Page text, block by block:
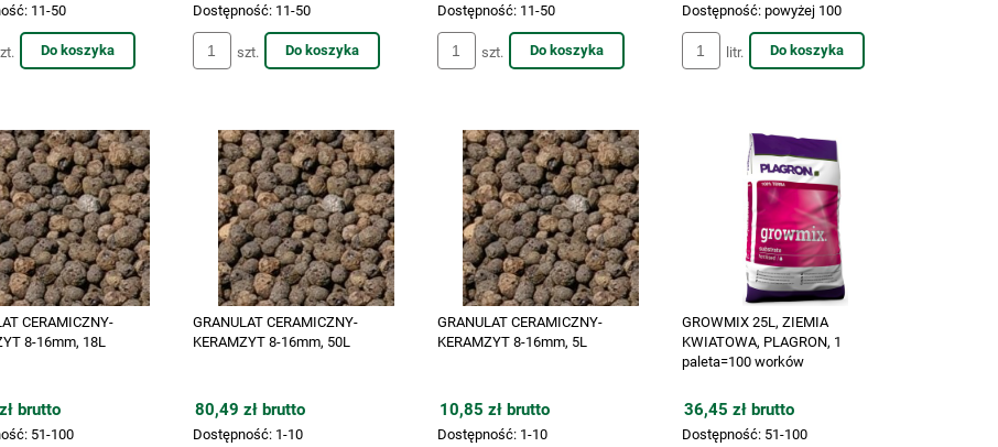
11-50
Do koszyka
Dostępność: 11-50
szt. Do koszyka
Dostępność: 11-50
szt. Do koszyka
Dostępność: powyżej 100
litr. Do koszyka
CERAMICZNY-
8-16mm, 18L
brutto
51-100
GRANULAT CERAMICZNY-
KERAMZYT 8-16mm, 50L
80,49 zł brutto
Dostępność: 1-10
GRANULAT CERAMICZNY-
KERAMZYT 8-16mm, 5L
10,85 zł brutto
Dostępność: 1-10
GROWMIX 25L, ZIEMIA
KWIATOWA, PLAGRON, 1
paleta=100 worków
36,45 zł brutto
Dostępność: 51-100